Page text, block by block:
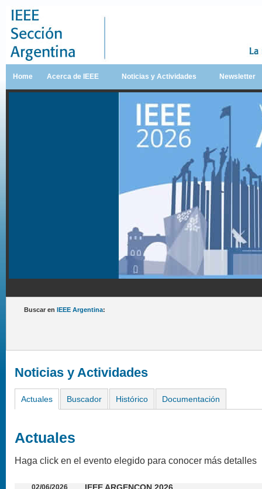
Home Acerca de IEEE Noticias y Actividades Newsletter
Buscar en IEEE Argentina:
Noticias y Actividades
Actuales Buscador Histórico Documentación
Actuales
Haga click en el evento elegido para conocer más detalles